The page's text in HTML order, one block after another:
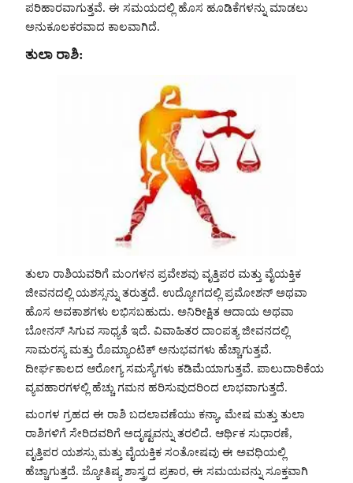
ಪರಿಹಾರವಾಗುತ್ತವೆ. ಈ ಸಮಯದಲ್ಲಿ ಹೊಸ ಹೂಡಿಕೆಗಳನ್ನು ಮಾಡಲು
ಅನುಕೂಲಕರವಾದ ಕಾಲವಾಗಿದೆ.
ತುಲಾ ರಾಶಿ:
ತುಲಾ ರಾಶಿಯವರಿಗೆ ಮಂಗಳನ ಪ್ರವೇಶವು ವೃತ್ತಿಪರ ಮತ್ತು ವೈಯಕ್ತಿಕ
ಜೀವನದಲ್ಲಿ ಯಶಸ್ಸನ್ನು ತರುತ್ತದೆ. ಉದ್ಯೋಗದಲ್ಲಿ ಪ್ರಮೋಶನ್ ಅಥವಾ
ಹೊಸ ಅವಕಾಶಗಳು ಲಭಿಸಬಹುದು. ಅನಿರೀಕ್ಷಿತ ಆದಾಯ ಅಥವಾ
ಬೋನಸ್ ಸಿಗುವ ಸಾಧ್ಯತೆ ಇದೆ. ವಿವಾಹಿತರ ದಾಂಪತ್ಯ ಜೀವನದಲ್ಲಿ
ಸಾಮರಸ್ಯ ಮತ್ತು ರೊಮ್ಯಾಂಟಿಕ್ ಅನುಭವಗಳು ಹೆಚ್ಚಾಗುತ್ತವೆ.
ದೀರ್ಘಕಾಲದ ಆರೋಗ್ಯ ಸಮಸ್ಯೆಗಳು ಕಡಿಮೆಯಾಗುತ್ತವೆ. ಪಾಲುದಾರಿಕೆಯ
ವ್ಯವಹಾರಗಳಲ್ಲಿ ಹೆಚ್ಚು ಗಮನ ಹರಿಸುವುದರಿಂದ ಲಾಭವಾಗುತ್ತದೆ.
ಮಂಗಳ ಗ್ರಹದ ಈ ರಾಶಿ ಬದಲಾವಣೆಯು ಕನ್ಯಾ, ಮೇಷ ಮತ್ತು ತುಲಾ
ರಾಶಿಗಳಿಗೆ ಸೇರಿದವರಿಗೆ ಅದೃಷ್ಟವನ್ನು ತರಲಿದೆ. ಆರ್ಥಿಕ ಸುಧಾರಣೆ,
ವೃತ್ತಿಪರ ಯಶಸ್ಸು ಮತ್ತು ವೈಯಕ್ತಿಕ ಸಂತೋಷವು ಈ ಅವಧಿಯಲ್ಲಿ
ಹೆಚ್ಚಾಗುತ್ತದೆ. ಜ್ಯೋತಿಷ್ಯ ಶಾಸ್ತ್ರದ ಪ್ರಕಾರ, ಈ ಸಮಯವನ್ನು ಸೂಕ್ತವಾಗಿ